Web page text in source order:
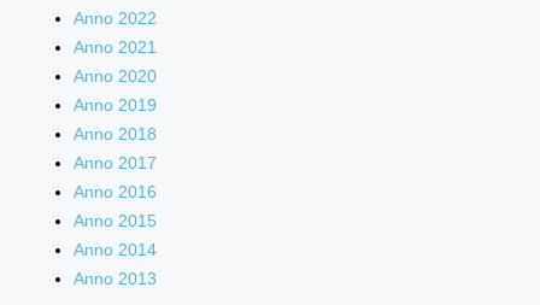
Anno 2022
Anno 2021
Anno 2020
Anno 2019
Anno 2018
Anno 2017
Anno 2016
Anno 2015
Anno 2014
Anno 2013